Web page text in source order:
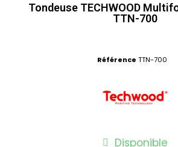
Tondeuse TECHWOOD
TTN-700
Référence TTN-700
Disponible